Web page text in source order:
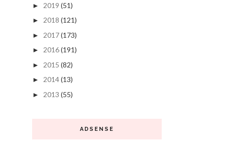
► 2019 (51)
► 2018 (121)
► 2017(173)
► 2016(191)
► 2015 (82)
► 2014(13)
► 2013 (55)
ADSENSE